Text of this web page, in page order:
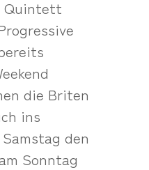
Quintett
die Briten
ins
den
Sonntag